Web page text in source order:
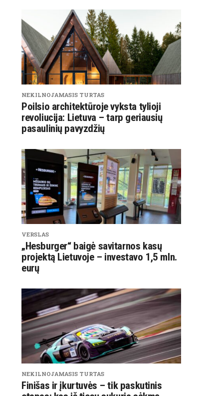
NEKILNOJAMASIS TURTAS
Poilsio architektūroje vyksta tylioji
revoliucija: Lietuva – tarp geriausių
pasaulinių pavyzdžių
VERSLAS
„Hesburger“ baigė savitarnos kasų
projektą Lietuvoje – investavo 1,5 mln.
eurų
NEKILNOJAMASIS TURTAS
Finišas ir įkurtuvės – tik paskutinis